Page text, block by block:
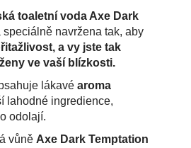
toaletní voda Axe Dark
speciálně navržena tak, aby
a vy jste tak
ve vaší blízkosti.
lákavé aroma
lahodné ingredience,
odolají.
vůně Axe Dark Temptation